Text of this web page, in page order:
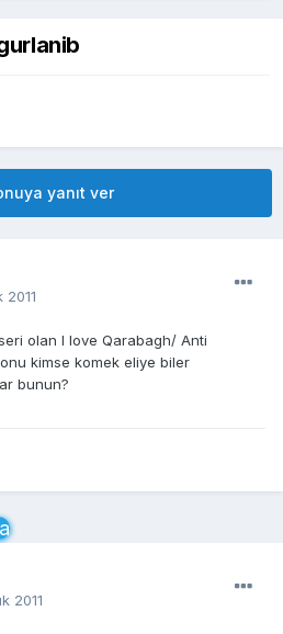
yanıt ver
2011
olan I love Qarabagh/ Anti
kimse komek eliye biler
bunun?
2011